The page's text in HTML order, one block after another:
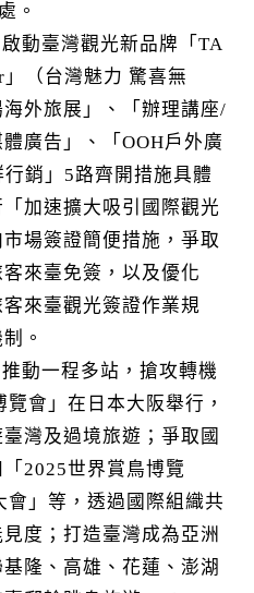
。
啟動臺灣觀光新品牌「TA
（台灣魅力 驚喜無
外旅展」、「辦理講座/
廣告」、「OOH戶外廣
銷」5路齊開措施具體
加速擴大吸引國際觀光
場簽證簡便措施，爭取
來臺免簽，以及優化
客來臺觀光簽證作業規
。
推動一程多站，搶攻轉機
會」在日本大阪舉行，
灣及過境旅遊；爭取國
2025世界賞鳥博覽
」等，透過國際組織共
度；打造臺灣成為亞洲
隆、高雄、花蓮、澎湖